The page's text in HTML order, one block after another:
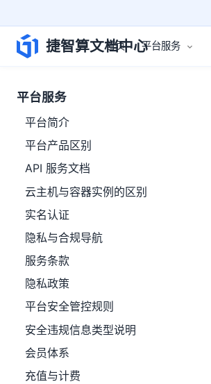
捷智算文档中心
首页 平台服务
平台服务
平台简介
平台产品区别
API 服务文档
云主机与容器实例的区别
实名认证
隐私与合规导航
服务条款
隐私政策
平台安全管控规则
安全违规信息类型说明
会员体系
充值与计费